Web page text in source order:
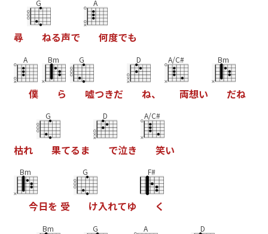
尋
G
ねる声で
A
何度でも
A
僕
Bm
ら
G
嘘つきだ
D
ね、
A/C#
両想い
Bm
だね
枯れ
G
果てる ま
D
で泣き
A/C#
笑い
Bm
今日を 受
G
け入れてゆ
F#
く
Bm G A D